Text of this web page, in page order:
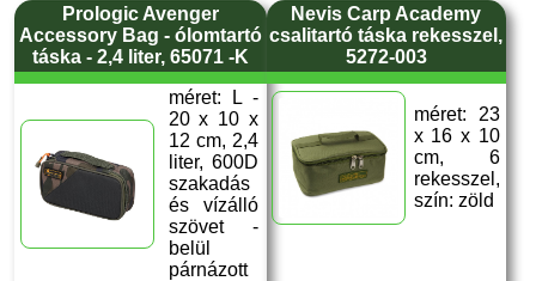
Prologic Avenger
Accessory Bag - ólomtartó
táska - 2,4 liter, 65071 -K
méret: L -
20 x 10 x
12 cm, 2,4
liter, 600D
szakadás
és vízálló
szövet -
belül
párnázott
Nevis Carp Academy
csalitartó táska rekesszel,
5272-003
méret: 23
x 16 x 10
cm, 6
rekesszel,
szín: zöld